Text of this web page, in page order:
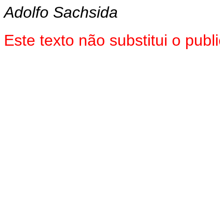
Adolfo Sachsida
Este texto não substitui o